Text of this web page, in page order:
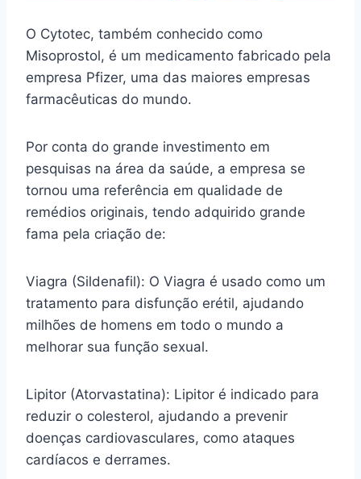
O Cytotec, também conhecido como
Misoprostol, é um medicamento fabricado pela
empresa Pfizer, uma das maiores empresas
farmacêuticas do mundo.
Por conta do grande investimento em
pesquisas na área da saúde, a empresa se
tornou uma referência em qualidade de
remédios originais, tendo adquirido grande
fama pela criação de:
Viagra (Sildenafil): O Viagra é usado como um
tratamento para disfunção erétil, ajudando
milhões de homens em todo o mundo a
melhorar sua função sexual.
Lipitor (Atorvastatina): Lipitor é indicado para
reduzir o colesterol, ajudando a prevenir
doenças cardiovasculares, como ataques
cardíacos e derrames.